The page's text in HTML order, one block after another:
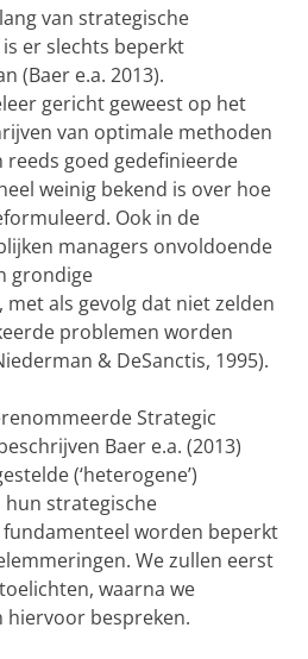
van strategische
er slechts beperkt
(Baer e.a. 2013).
gericht geweest op het
van optimale methoden
goed gedefinieerde
weinig bekend is over hoe
Ook in de
managers onvoldoende
grondige
als gevolg dat niet zelden
problemen worden
& DeSanctis, 1995).
Strategic
Baer e.a. (2013)
(‘heterogene’)
strategische
worden beperkt
We zullen eerst
waarna we
hiervoor bespreken.